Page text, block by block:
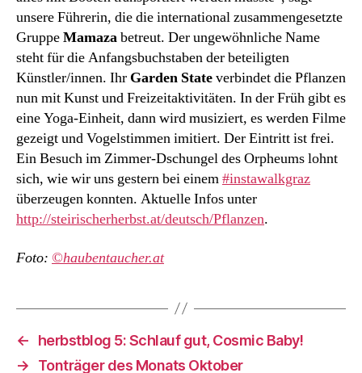
unsere Führerin, die die international zusammengesetzte
GruppeMamazabetreut. Der ungewöhnliche Name
steht für die Anfangsbuchstaben der beteiligten
Künstler/innen. Ihr Garden Stateverbindet die Pflanzen
nun mit Kunst und Freizeitaktivitäten. In der Früh gibt es
eine Yoga-Einheit, dann wird musiziert, es werden Filme
gezeigt und Vogelstimmen imitiert. Der Eintritt ist frei.
Ein Besuch im Zimmer-Dschungel des Orpheums lohnt
sich, wie wir uns gestern bei einem#instawalkgraz
überzeugen konnten. Aktuelle Infos unter
http://steirischerherbst.at/deutsch/Pflanzen.
Foto: ©haubentaucher.at
←
herbstblog 5: Schlauf gut, Cosmic Baby!
→
Tonträger des Monats Oktober